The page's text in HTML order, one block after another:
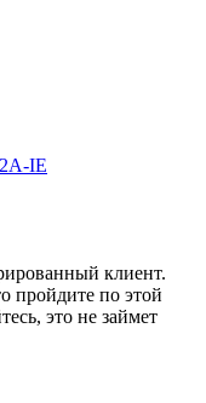
IE
клиент.
пройдите по этой
это не займет